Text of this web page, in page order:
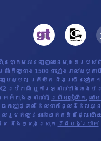
ហ៊ុនហ្គេមអនឡាញឈានមុខគេរបស់
ឡាជាង 1500 ជារៀងរាល់សប្ត
ាបេស្បល គ្រីឃីត និងច្រើនទៀត។
ប្រពៃណី ឬការភ្នាល់ហាងឆេងថ
កកំពុងភ្នាល់លើ ព្រីមមៀលីក , ឈា
កបៀផ្ទាល់ដែលជាកន្លែងដែល
មឥឡូវនេះដោយឥតគិតថ្លៃ ហើ
ន និងក្នុងស្រុក
វិធីបង់ប្រាក់